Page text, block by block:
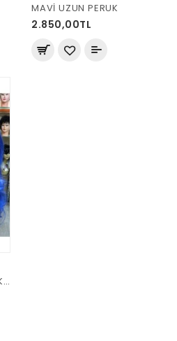
MAVİ UZUN PERUK
2.850,00TL
SENTETİK HAREKETLİ PERUK 8125 SİYAH KOYU MAVİ OMBRE